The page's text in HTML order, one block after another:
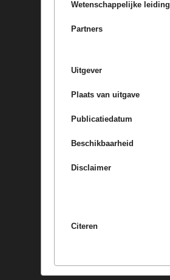
Wetenschappelijke leiding
Partners
Uitgever
Plaats van uitgave
Publicatiedatum
Beschikbaarheid
Disclaimer
Citeren